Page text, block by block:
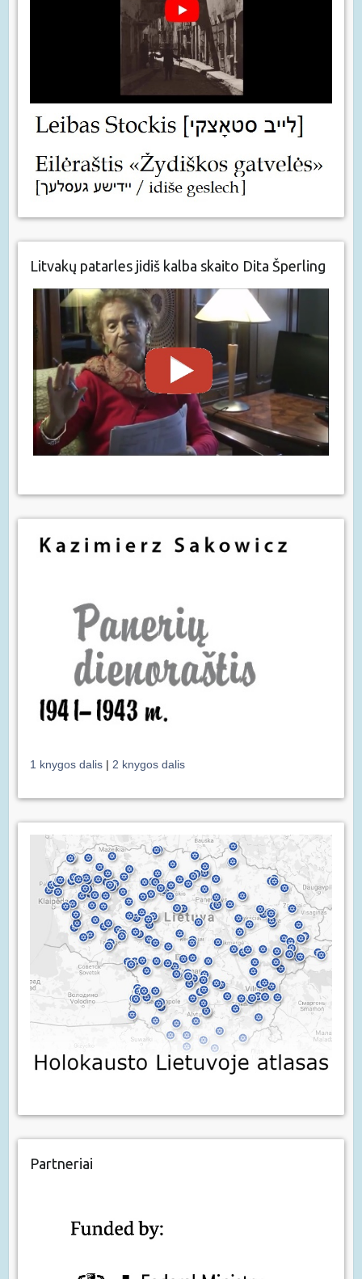
Litvakų patarles jidiš kalba skaito Dita Šperling
1 knygos dalis | 2 knygos dalis
Partneriai